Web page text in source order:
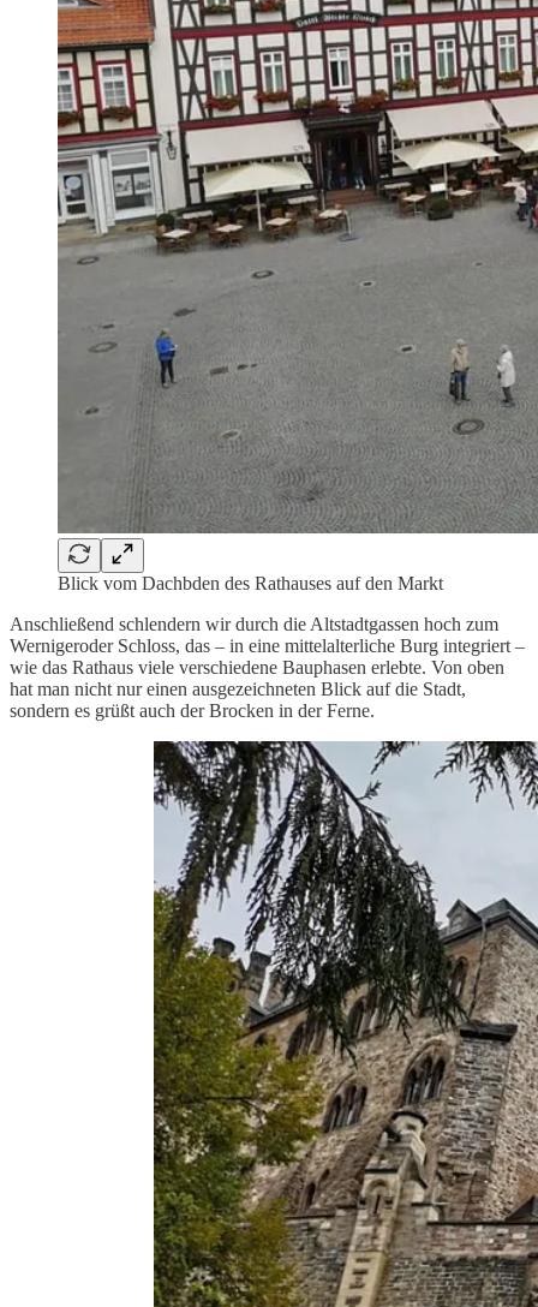
Blick vom Dachbden des Rathauses auf den Markt
Anschließend schlendern wir durch die Altstadtgassen hoch zum
Wernigeroder Schloss, das – in eine mittelalterliche Burg integriert –
wie das Rathaus viele verschiedene Bauphasen erlebte. Von oben
hat man nicht nur einen ausgezeichneten Blick auf die Stadt,
sondern es grüßt auch der Brocken in der Ferne.